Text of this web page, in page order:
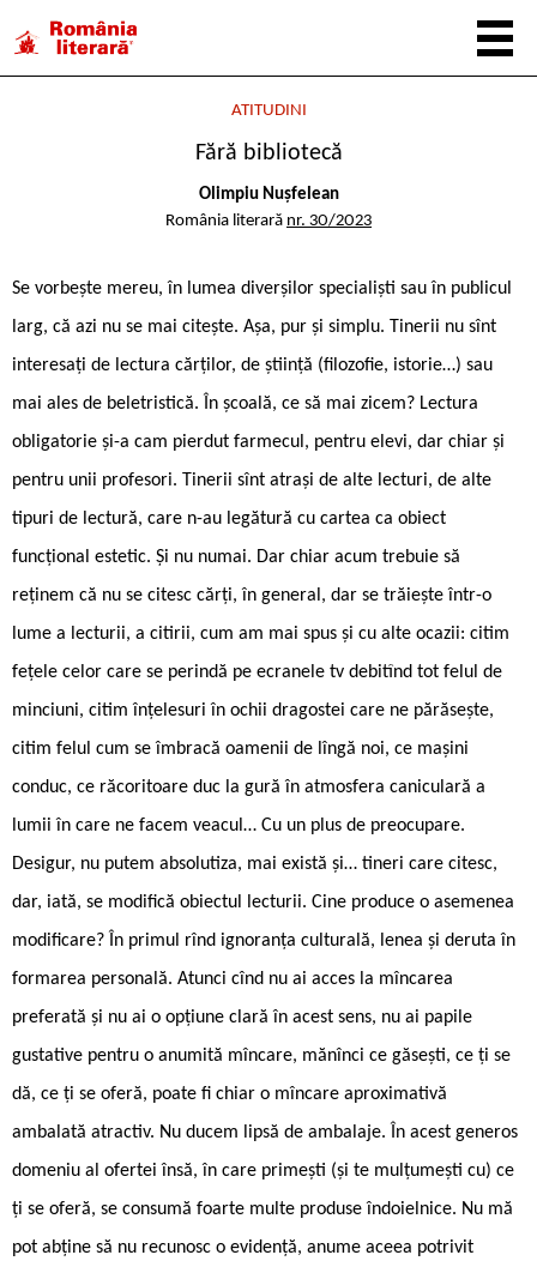
ATITUDINI
Fără bibliotecă
Olimpiu Nușfelean
România literară nr. 30/2023
Se vorbește mereu, în lumea diverșilor specialiști sau în publicul
larg, că azi nu se mai citește. Așa, pur și simplu. Tinerii nu sînt
interesați de lectura cărților, de știință (filozofie, istorie…) sau
mai ales de beletristică. În școală, ce să mai zicem? Lectura
obligatorie și-a cam pierdut farmecul, pentru elevi, dar chiar și
pentru unii profesori. Tinerii sînt atrași de alte lecturi, de alte
tipuri de lectură, care n-au legătură cu cartea ca obiect
funcțional estetic. Și nu numai. Dar chiar acum trebuie să
reținem că nu se citesc cărți, în general, dar se trăiește într-o
lume a lecturii, a citirii, cum am mai spus și cu alte ocazii: citim
fețele celor care se perindă pe ecranele tv debitînd tot felul de
minciuni, citim înțelesuri în ochii dragostei care ne părăsește,
citim felul cum se îmbracă oamenii de lîngă noi, ce mașini
conduc, ce răcoritoare duc la gură în atmosfera caniculară a
lumii în care ne facem veacul… Cu un plus de preocupare.
Desigur, nu putem absolutiza, mai există și… tineri care citesc,
dar, iată, se modifică obiectul lecturii. Cine produce o asemenea
modificare? În primul rînd ignoranța culturală, lenea și deruta în
formarea personală. Atunci cînd nu ai acces la mîncarea
preferată și nu ai o opțiune clară în acest sens, nu ai papile
gustative pentru o anumită mîncare, mănînci ce găsești, ce ți se
dă, ce ți se oferă, poate fi chiar o mîncare aproximativă
ambalată atractiv. Nu ducem lipsă de ambalaje. În acest generos
domeniu al ofertei însă, în care primești (și te mulțumești cu) ce
ți se oferă, se consumă foarte multe produse îndoielnice. Nu mă
pot abține să nu recunosc o evidență, anume aceea potrivit